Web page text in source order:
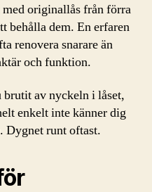
originallås från förra
behålla dem. En erfaren
renovera snarare än
och funktion.
brutit av nyckeln i låset,
enkelt inte känner dig
Dygnet runt oftast.